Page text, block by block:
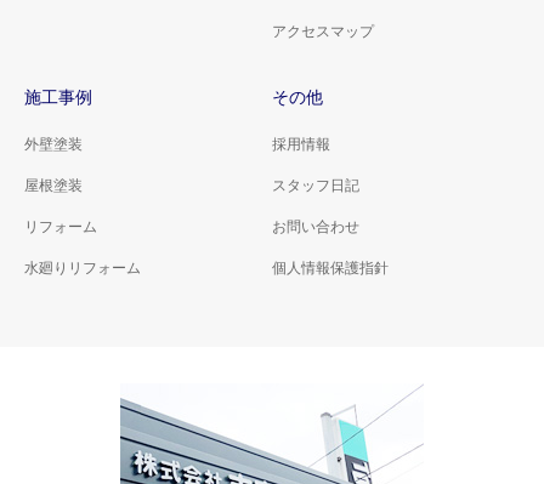
アクセスマップ
施工事例
外壁塗装
屋根塗装
リフォーム
水廻りリフォーム
その他
採用情報
スタッフ日記
お問い合わせ
個人情報保護指針